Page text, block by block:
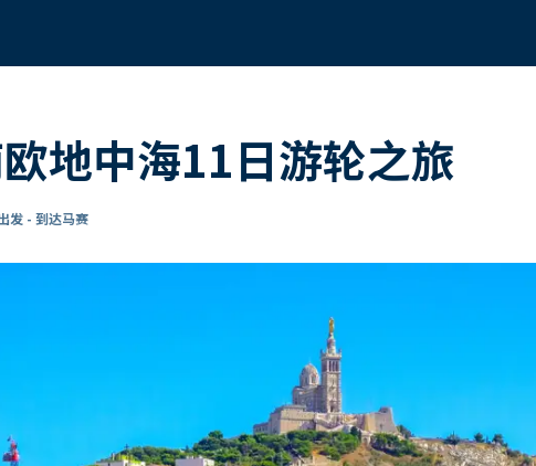
地中海11日游轮之旅
发 - 到达马赛